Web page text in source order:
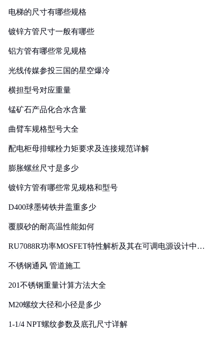
电梯的尺寸有哪些规格
镀锌方管尺寸一般有哪些
铝方管有哪些常见规格
光线传媒参投三国的星空爆冷
横担型号对应重量
锰矿石产品化合水含量
曲臂车规格型号大全
配电柜母排螺栓力矩要求及连接规范详解
膨胀螺丝尺寸是多少
镀锌方管有哪些常见规格和型号
D400球墨铸铁井盖重多少
覆膜砂的耐高温性能如何
RU7088R功率MOSFET特性解析及其在可调电源设计中的
不锈钢通风 管道施工
201不锈钢重量计算方法大全
M20螺纹大径和小径是多少
1-1/4 NPT螺纹参数及底孔尺寸详解